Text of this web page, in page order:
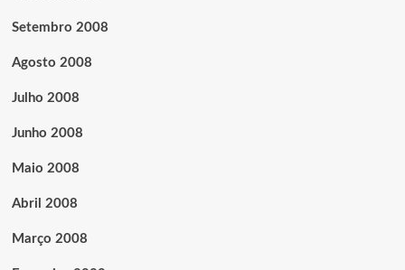
Setembro 2008
Agosto 2008
Julho 2008
Junho 2008
Maio 2008
Abril 2008
Março 2008